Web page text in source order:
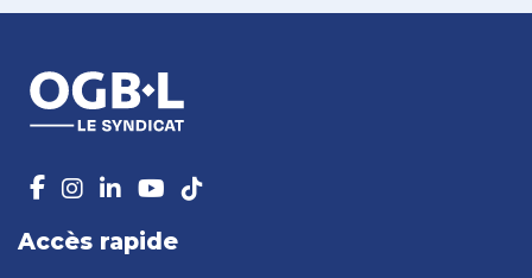
Accès rapide